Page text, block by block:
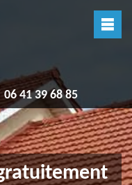
06 41 39 68 85